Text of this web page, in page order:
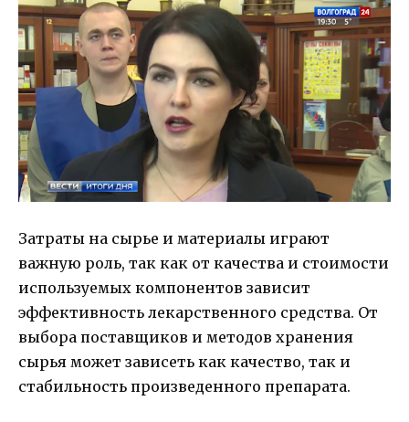
Затраты на сырье и материалы играют
важную роль, так как от качества и стоимости
используемых компонентов зависит
эффективность лекарственного средства. От
выбора поставщиков и методов хранения
сырья может зависеть как качество, так и
стабильность произведенного препарата.